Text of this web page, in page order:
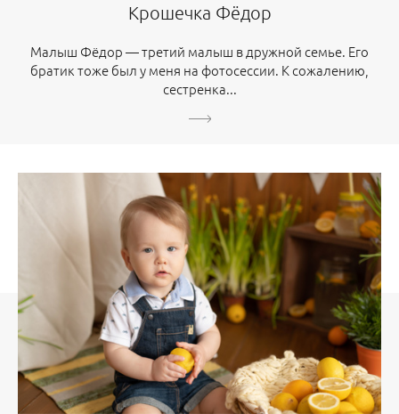
Крошечка Фёдор
Малыш Фёдор — третий малыш в дружной семье. Его
братик тоже был у меня на фотосессии. К сожалению,
сестренка...